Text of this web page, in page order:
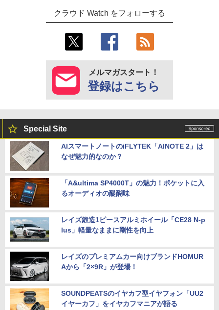
クラウド Watch をフォローする
メルマガスタート！
登録はこちら
Special Site
AIスマートノートのiFLYTEK「AINOTE 2」は
なぜ魅力的なのか？
「A&ultima SP4000T」の魅力！ポケットに入
るオーディオの醍醐味
レイズ鍛造1ピースアルミホイール「CE28 N-p
lus」軽量なままに剛性を向上
レイズのプレミアムカー向けブランドHOMUR
Aから「2×9R」が登場！
SOUNDPEATSのイヤカフ型イヤフォン「UU2
イヤーカフ」をイヤカフマニアが語る